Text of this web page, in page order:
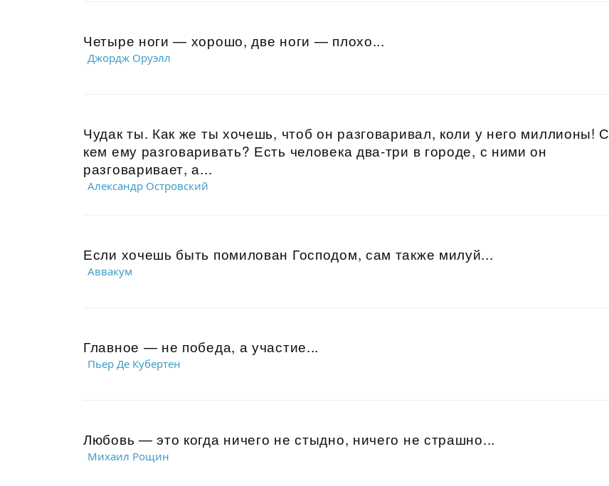
Четыре ноги — хорошо, две ноги — плохо...
Джордж Оруэлл
Чудак ты. Как же ты хочешь, чтоб он разговаривал, коли у него миллионы! С
кем ему разговаривать? Есть человека два-три в городе, с ними он
разговаривает, а...
Александр Островский
Если хочешь быть помилован Господом, сам также милуй...
Аввакум
Главное — не победа, а участие...
Пьер Де Кубертен
Любовь — это когда ничего не стыдно, ничего не страшно...
Михаил Рощин